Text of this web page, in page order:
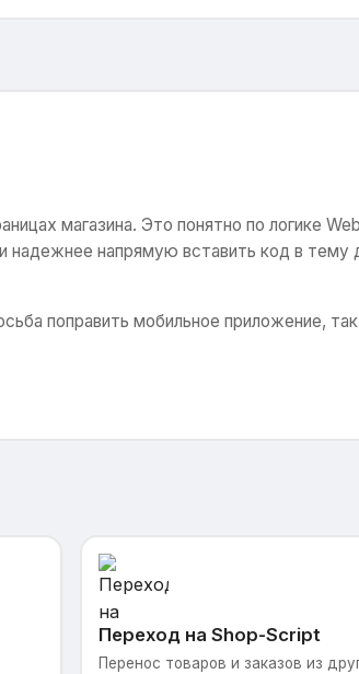
магазина. Это понятно по логике
надежнее напрямую вставить код в тему
поправить мобильное приложение,
Переход на Shop-Script
Перенос товаров и заказов из